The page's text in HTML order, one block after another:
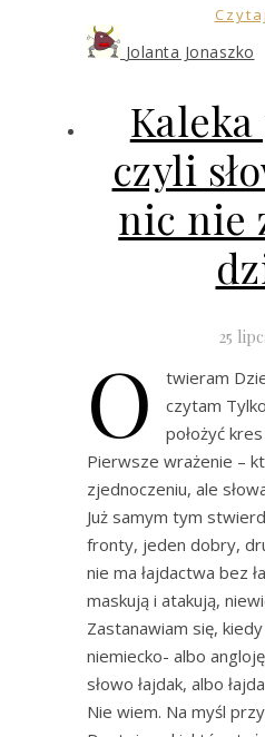
Jolanta Jonaszko
czyli
nic nie
25
O
twieram
czytam
położyć
Pierwsze wrażenie –
zjednoczeniu, ale
Już samym tym
fronty, jeden dobry,
nie ma łajdactwa bez
maskują i atakują,
Zastanawiam się,
niemiecko- albo
słowo łajdak, albo
Nie wiem. Na myśl